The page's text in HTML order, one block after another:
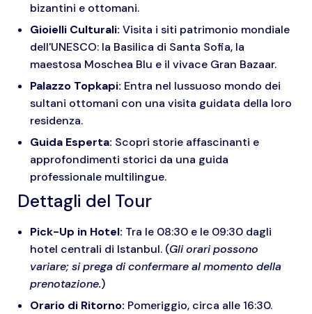
bizantini e ottomani.
Gioielli Culturali: Visita i siti patrimonio mondiale
dell'UNESCO: la Basilica di Santa Sofia, la
maestosa Moschea Blu e il vivace Gran Bazaar.
Palazzo Topkapi: Entra nel lussuoso mondo dei
sultani ottomani con una visita guidata della loro
residenza.
Guida Esperta: Scopri storie affascinanti e
approfondimenti storici da una guida
professionale multilingue.
Dettagli del Tour
Pick-Up in Hotel: Tra le 08:30 e le 09:30 dagli
hotel centrali di Istanbul. (Gli orari possono
variare; si prega di confermare al momento della
prenotazione.)
Orario di Ritorno: Pomeriggio, circa alle 16:30.